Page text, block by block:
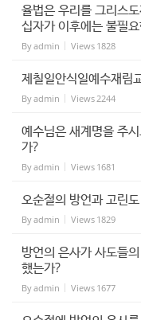
율법은 우리를 그리스
십자가 이후에는 불필
Byadmin Views 1828
제칠일안식일예수재림
Byadmin Views2244
예수님은 새계명을 주
가?
Byadmin Views 1681
오순절의 방언과 고린
Byadmin Views 1829
방언의 은사가 사도들
했는가?
Byadmin Views 1677